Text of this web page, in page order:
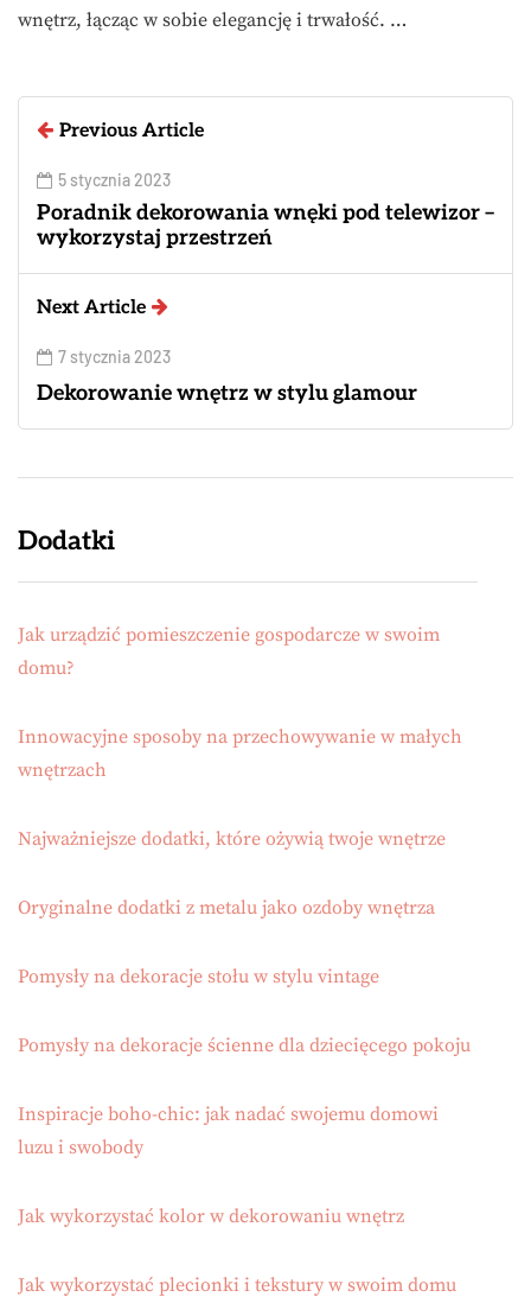
wnętrz, łącząc w sobie elegancję i trwałość. …
Previous Article
5 stycznia 2023
Poradnik dekorowania wnęki pod telewizor –
wykorzystaj przestrzeń
Next Article
7 stycznia 2023
Dekorowanie wnętrz w stylu glamour
Dodatki
Jak urządzić pomieszczenie gospodarcze w swoim
domu?
Innowacyjne sposoby na przechowywanie w małych
wnętrzach
Najważniejsze dodatki, które ożywią twoje wnętrze
Oryginalne dodatki z metalu jako ozdoby wnętrza
Pomysły na dekoracje stołu w stylu vintage
Pomysły na dekoracje ścienne dla dziecięcego pokoju
Inspiracje boho-chic: jak nadać swojemu domowi
luzu i swobody
Jak wykorzystać kolor w dekorowaniu wnętrz
Jak wykorzystać plecionki i tekstury w swoim domu